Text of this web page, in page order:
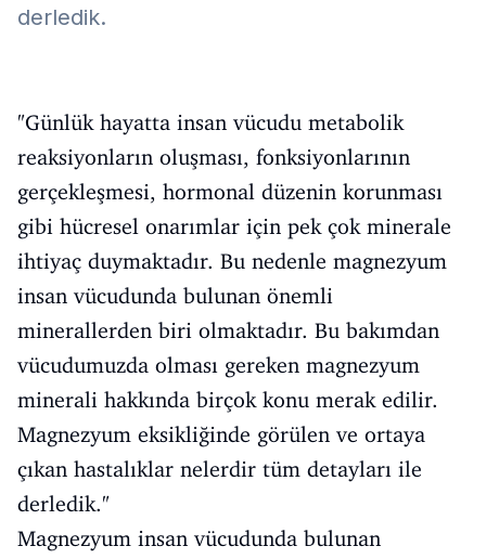
derledik.
"Günlük hayatta insan vücudu metabolik
reaksiyonların oluşması, fonksiyonlarının
gerçekleşmesi, hormonal düzenin korunması
gibi hücresel onarımlar için pek çok minerale
ihtiyaç duymaktadır. Bu nedenle magnezyum
insan vücudunda bulunan önemli
minerallerden biri olmaktadır. Bu bakımdan
vücudumuzda olması gereken magnezyum
minerali hakkında birçok konu merak edilir.
Magnezyum eksikliğinde görülen ve ortaya
çıkan hastalıklar nelerdir tüm detayları ile
derledik."
Magnezyum insan vücudunda bulunan